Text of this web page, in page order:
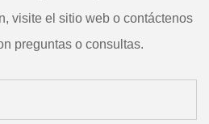
visite el sitio web o contáctenos
preguntas o consultas.